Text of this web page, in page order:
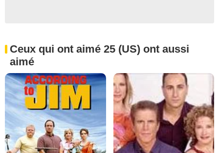
Ceux qui ont aimé 25 (US) ont aussi
aimé